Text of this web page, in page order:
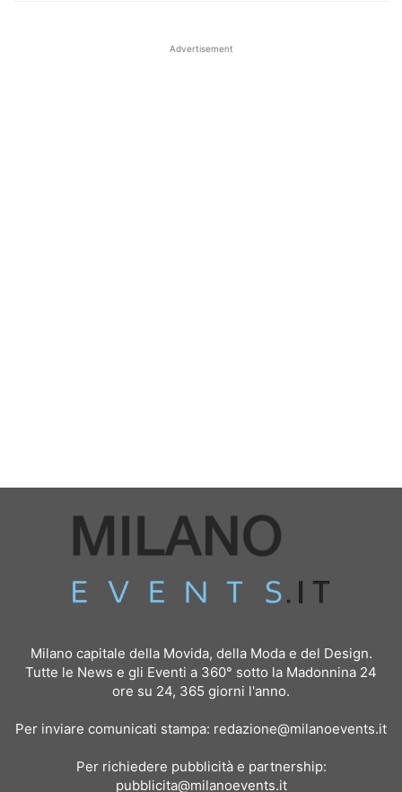
Advertisement
Milano capitale della Movida, della Moda e del Design.
Tutte le News e gli Eventi a 360° sotto la Madonnina 24
ore su 24, 365 giorni l'anno.
Per inviare comunicati stampa: redazione@milanoevents.it
Per richiedere pubblicità e partnership:
pubblicita@milanoevents.it